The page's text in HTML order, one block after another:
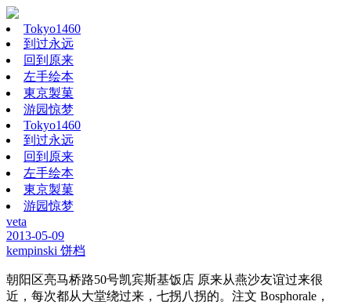
Tokyo1460
到过永远
回到原来
左手绘本
東京製菓
游园惊梦
Tokyo1460
到过永远
回到原来
左手绘本
東京製菓
游园惊梦
veta
2013-05-09
kempinski 饼档
朝阳区亮马桥路50号凯宾斯基饭店 原来从燕沙友谊过来很
近，每次都从大堂绕过来，七拐八拐的。注文 Bosphorale，